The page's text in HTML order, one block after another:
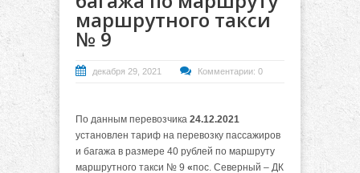
маршрутного такси
№ 9
декабря 29, 2021 Комментарии: 0
По данным перевозчика 24.12.2021
установлен тариф на перевозку пассажиров
и багажа в размере 40 рублей по маршруту
маршрутного такси № 9 «пос. Северный – ДК